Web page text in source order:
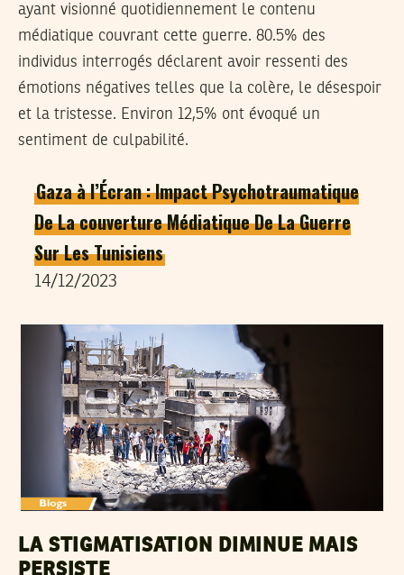
ayant visionné quotidiennement le contenu
médiatique couvrant cette guerre. 80.5% des
individus interrogés déclarent avoir ressenti des
émotions négatives telles que la colère, le désespoir
et la tristesse. Environ 12,5% ont évoqué un
sentiment de culpabilité.
Gaza à l’Écran : Impact Psychotraumatique
De La couverture Médiatique De La Guerre
Sur Les Tunisiens
14/12/2023
LA STIGMATISATION DIMINUE MAIS
PERSISTE